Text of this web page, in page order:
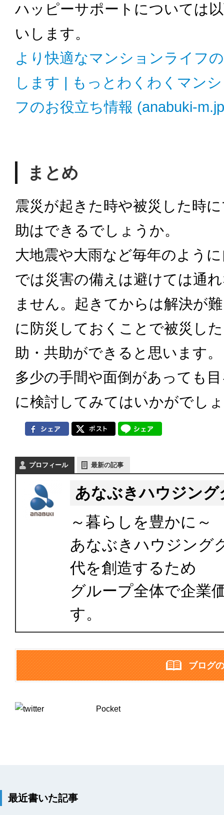
ハッピーサポートについては
いします。
より快適なマンションライフ
します | もっとわくわくマン
フのお役立ち情報 (anabuki-
まとめ
震災が起きた時や被災した時
助はできるでしょうか。
大地震や大雨など毎年のよう
では災害の備えは避けては通
ません。起きてからは解決が
に防災しておくことで被災し
助・共助ができると思います。
多少の手間や面倒があっても
に検討してみてはいかがでし
プロフィール 最新の記事
あなぶきハウジング
～暮らしを豊かに～
あなぶきハウジング
代を創造するため
グループ全体で企業
す。
ブログ
Pocket
最近書いた記事